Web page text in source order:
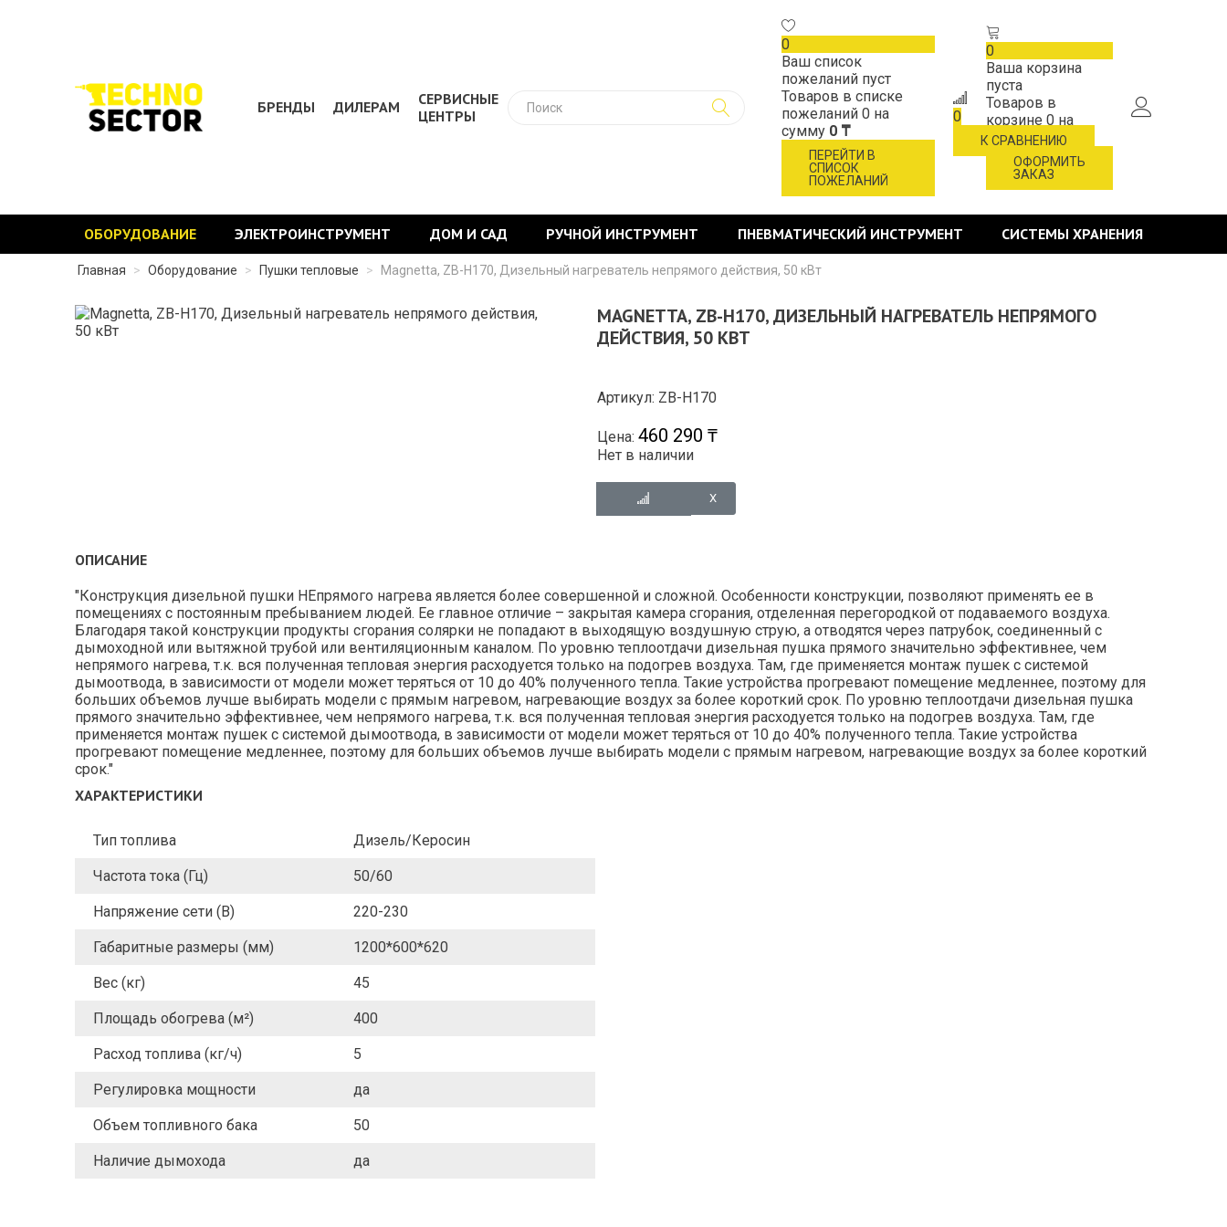
БРЕНДЫ ДИЛЕРАМ
СЕРВИСНЫЕ
ЦЕНТРЫ
0
Ваш список
пожеланий пуст
Товаров в списке
пожеланий 0 на
сумму 0 ₸
ПЕРЕЙТИ В
СПИСОК
ПОЖЕЛАНИЙ
0
К СРАВНЕНИЮ
0
Ваша корзина
пуста
Товаров в
корзине 0 на
сумму0 ₸
ОФОРМИТЬ
ЗАКАЗ
ОБОРУДОВАНИЕ ЭЛЕКТРОИНСТРУМЕНТ ДОМ И САД РУЧНОЙ ИНСТРУМЕНТ ПНЕВМАТИЧЕСКИЙ ИНСТРУМЕНТ СИСТЕМЫ ХРАНЕНИЯ
Главная > Оборудование > Пушки тепловые > Magnetta, ZB-H170, Дизельный нагреватель непрямого действия, 50 кВт
MAGNETTA, ZB-H170, ДИЗЕЛЬНЫЙ НАГРЕВАТЕЛЬ НЕПРЯМОГО
ДЕЙСТВИЯ, 50 КВТ
Артикул: ZB-H170
Цена: 460 290 ₸
Нет в наличии
ОПИСАНИЕ
"Конструкция дизельной пушки НЕпрямого нагрева является более совершенной и сложной. Особенности конструкции, позволяют применять ее в
помещениях с постоянным пребыванием людей. Ее главное отличие – закрытая камера сгорания, отделенная перегородкой от подаваемого воздуха.
Благодаря такой конструкции продукты сгорания солярки не попадают в выходящую воздушную струю, а отводятся через патрубок, соединенный с
дымоходной или вытяжной трубой или вентиляционным каналом. По уровню теплоотдачи дизельная пушка прямого значительно эффективнее, чем
непрямого нагрева, т.к. вся полученная тепловая энергия расходуется только на подогрев воздуха. Там, где применяется монтаж пушек с системой
дымоотвода, в зависимости от модели может теряться от 10 до 40% полученного тепла. Такие устройства прогревают помещение медленнее, поэтому для
больших объемов лучше выбирать модели с прямым нагревом, нагревающие воздух за более короткий срок. По уровню теплоотдачи дизельная пушка
прямого значительно эффективнее, чем непрямого нагрева, т.к. вся полученная тепловая энергия расходуется только на подогрев воздуха. Там, где
применяется монтаж пушек с системой дымоотвода, в зависимости от модели может теряться от 10 до 40% полученного тепла. Такие устройства
прогревают помещение медленнее, поэтому для больших объемов лучше выбирать модели с прямым нагревом, нагревающие воздух за более короткий
срок."
ХАРАКТЕРИСТИКИ
Тип топлива Дизель/Керосин
Частота тока (Гц) 50/60
Напряжение сети (В) 220-230
Габаритные размеры (мм) 1200*600*620
Вес (кг) 45
Площадь обогрева (м²) 400
Расход топлива (кг/ч) 5
Регулировка мощности да
Объем топливного бака 50
Наличие дымохода да